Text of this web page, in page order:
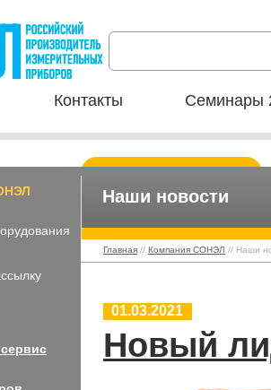
Контакты Семинары
Наши новости
Главная // Компания СОНЭЛ // Наши
01.03.2021
Новый